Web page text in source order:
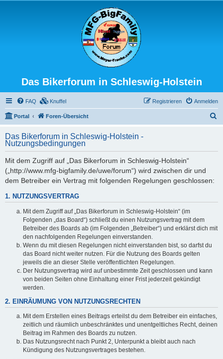
Das Bikerforum in Schleswig-Holstein
FAQ Knuffel Anmelden
Registrieren
Portal Foren-Übersicht
h
Das Bikerforum in Schleswig-Holstein -
Nutzungsbedingungen
Mit dem Zugriff auf „Das Bikerforum in Schleswig-Holstein“
(„http://www.mfg-bigfamily.de/uwe/forum“) wird zwischen dir und
dem Betreiber ein Vertrag mit folgenden Regelungen geschlossen:
1. NUTZUNGSVERTRAG
Mit dem Zugriff auf „Das Bikerforum in Schleswig-Holstein“ (im
Folgenden „das Board“) schließt du einen Nutzungsvertrag mit dem
Betreiber des Boards ab (im Folgenden „Betreiber“) und erklärst dich mit
den nachfolgenden Regelungen einverstanden.
Wenn du mit diesen Regelungen nicht einverstanden bist, so darfst du
das Board nicht weiter nutzen. Für die Nutzung des Boards gelten
jeweils die an dieser Stelle veröffentlichten Regelungen.
Der Nutzungsvertrag wird auf unbestimmte Zeit geschlossen und kann
von beiden Seiten ohne Einhaltung einer Frist jederzeit gekündigt
werden.
2. EINRÄUMUNG VON NUTZUNGSRECHTEN
Mit dem Erstellen eines Beitrags erteilst du dem Betreiber ein einfaches,
zeitlich und räumlich unbeschränktes und unentgeltliches Recht, deinen
Beitrag im Rahmen des Boards zu nutzen.
Das Nutzungsrecht nach Punkt 2, Unterpunkt a bleibt auch nach
Kündigung des Nutzungsvertrages bestehen.